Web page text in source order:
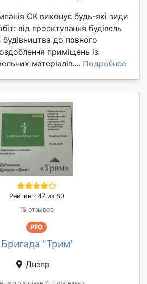
СК виконує будь-які види
від проектування будівель
до повного
приміщень із
матеріалів.... Подробнее
Рейтинг: 47 из 80
18 отзывов
PRO
Бригада "Трим"
Днепр